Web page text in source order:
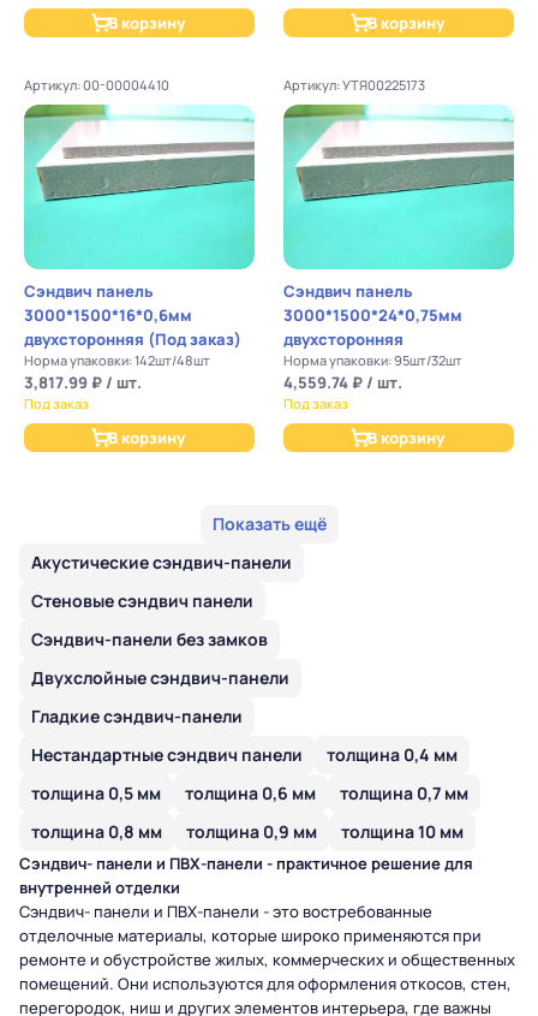
В корзину В корзину
Артикул: 00-00004410
Сэндвич панель
3000*1500*16*0,6мм
двухсторонняя (Под заказ)
Норма упаковки: 142шт/48шт
3,817.99 ₽ / шт.
Под заказ
В корзину
Артикул: УТЯ00225173
Сэндвич панель
3000*1500*24*0,75мм
двухсторонняя
Норма упаковки: 95шт/32шт
4,559.74 ₽ / шт.
Под заказ
В корзину
Показать ещё
Акустические сэндвич-панели
Стеновые сэндвич панели
Сэндвич-панели без замков
Двухслойные сэндвич-панели
Гладкие сэндвич-панели
Нестандартные сэндвич панели
толщина 0,4 мм
толщина 0,5 мм
толщина 0,6 мм
толщина 0,7 мм
толщина 0,8 мм
толщина 0,9 мм толщина 10 мм
Сэндвич- панели и ПВХ-панели - практичное решение для
внутренней отделки
Сэндвич- панели и ПВХ-панели - это востребованные
отделочные материалы, которые широко применяются при
ремонте и обустройстве жилых, коммерческих и общественных
помещений. Они используются для оформления откосов, стен,
перегородок, ниш и других элементов интерьера, где важны